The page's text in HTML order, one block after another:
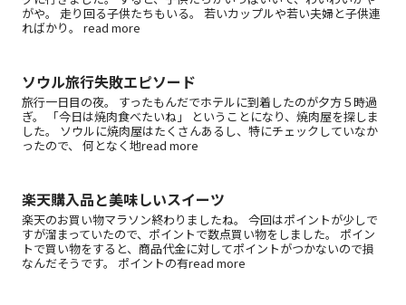
がや。 走り回る子供たちもいる。 若いカップルや若い夫婦と子供連
ればかり。 read more
ソウル旅行失敗エピソード
旅行一日目の夜。 すったもんだでホテルに到着したのが夕方５時過
ぎ。 「今日は焼肉食べたいね」 ということになり、焼肉屋を探しま
した。 ソウルに焼肉屋はたくさんあるし、特にチェックしていなか
ったので、 何となく地read more
楽天購入品と美味しいスイーツ
楽天のお買い物マラソン終わりましたね。 今回はポイントが少しで
すが溜まっていたので、ポイントで数点買い物をしました。 ポイン
トで買い物をすると、商品代金に対してポイントがつかないので損
なんだそうです。 ポイントの有read more